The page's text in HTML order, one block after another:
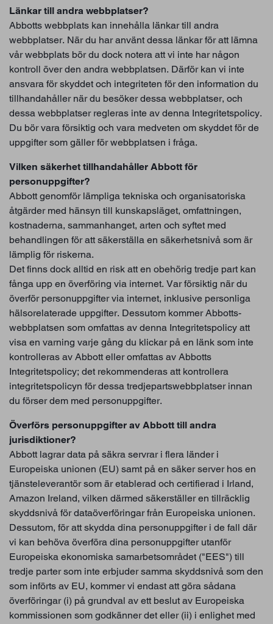
Länkar till andra webbplatser?
Abbotts webbplats kan innehålla länkar till andra
webbplatser. När du har använt dessa länkar för att lämna
vår webbplats bör du dock notera att vi inte har någon
kontroll över den andra webbplatsen. Därför kan vi inte
ansvara för skyddet och integriteten för den information du
tillhandahåller när du besöker dessa webbplatser, och
dessa webbplatser regleras inte av denna Integritetspolicy.
Du bör vara försiktig och vara medveten om skyddet för de
uppgifter som gäller för webbplatsen i fråga.
Vilken säkerhet tillhandahåller Abbott för
personuppgifter?
Abbott genomför lämpliga tekniska och organisatoriska
åtgärder med hänsyn till kunskapsläget, omfattningen,
kostnaderna, sammanhanget, arten och syftet med
behandlingen för att säkerställa en säkerhetsnivå som är
lämplig för riskerna.
Det finns dock alltid en risk att en obehörig tredje part kan
fånga upp en överföring via internet. Var försiktig när du
överför personuppgifter via internet, inklusive personliga
hälsorelaterade uppgifter. Dessutom kommer Abbotts-
webbplatsen som omfattas av denna Integritetspolicy att
visa en varning varje gång du klickar på en länk som inte
kontrolleras av Abbott eller omfattas av Abbotts
Integritetspolicy; det rekommenderas att kontrollera
integritetspolicyn för dessa tredjepartswebbplatser innan
du förser dem med personuppgifter.
Överförs personuppgifter av Abbott till andra
jurisdiktioner?
Abbott lagrar data på säkra servrar i flera länder i
Europeiska unionen (EU) samt på en säker server hos en
tjänsteleverantör som är etablerad och certifierad i Irland,
Amazon Ireland, vilken därmed säkerställer en tillräcklig
skyddsnivå för dataöverföringar från Europeiska unionen.
Dessutom, för att skydda dina personuppgifter i de fall där
vi kan behöva överföra dina personuppgifter utanför
Europeiska ekonomiska samarbetsområdet ("EES") till
tredje parter som inte erbjuder samma skyddsnivå som den
som införts av EU, kommer vi endast att göra sådana
överföringar (i) på grundval av ett beslut av Europeiska
kommissionen som godkänner det eller (ii) i enlighet med